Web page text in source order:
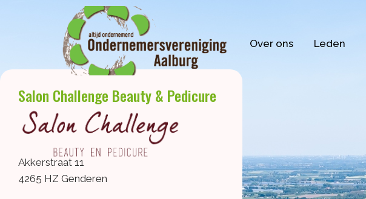
Over ons Leden
Salon Challenge Beauty & Pedicure
Akkerstraat 11
4265 HZ Genderen